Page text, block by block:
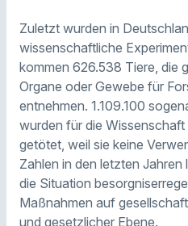
Zuletzt wurden in
wissenschaftliche
kommen 626.538 Tiere, die
Organe oder Gewebe für
entnehmen. 1.109.100
wurden für die
getötet, weil sie keine
Zahlen in den letzten
die Situation
Maßnahmen auf
und gesetzlicher Ebene.